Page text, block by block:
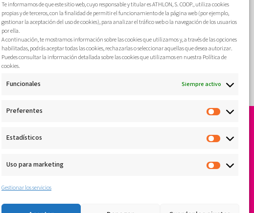
Te informamos de que este sitio web, cuyo responsable y titular es ATHLON, S. COOP., utiliza cookies
propias y de terceros, con la finalidad de permitir el funcionamiento de la página web (por ejemplo,
gestionar la aceptación del uso de cookies), para analizar el tráfico web o la navegación de los usuarios
por ella.
A continuación, te mostramos información sobre las cookies que utilizamos y, a través de las opciones
habilitadas, podrás aceptar todas las cookies, rechazarlas o seleccionar aquellas que desea autorizar.
Puedes consultar la información detallada sobre las cookies que utilizamos en nuestra Política de
cookies.
Funcionales Siempre activo
Preferentes
Estadísticos
Uso para marketing
Gestionar los servicios
Más